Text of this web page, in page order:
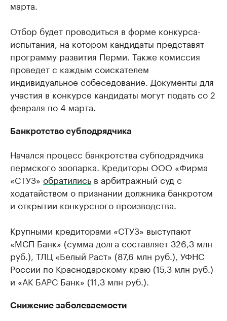
марта.
Отбор будет проводиться в форме конкурса-
испытания, на котором кандидаты представят
программу развития Перми. Также комиссия
проведет с каждым соискателем
индивидуальное собеседование. Документы для
участия в конкурсе кандидаты могут подать со 2
февраля по 4 марта.
Банкротство субподрядчика
Начался процесс банкротства субподрядчика
пермского зоопарка. Кредиторы ООО «Фирма
«СТУЗ» обратились в арбитражный суд с
ходатайством о признании должника банкротом
и открытии конкурсного производства.
Крупными кредиторами «СТУЗ» выступают
«МСП Банк» (сумма долга составляет 326,3 млн
руб.), ТЛЦ «Белый Раст» (87,6 млн руб.), УФНС
России по Краснодарскому краю (15,3 млн руб.)
и «АК БАРС Банк» (11,3 млн руб.).
Снижение заболеваемости